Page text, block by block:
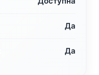
Да
Да